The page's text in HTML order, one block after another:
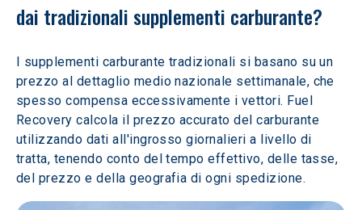
dai tradizionali supplementi carburante?
I supplementi carburante tradizionali si basano su un
prezzo al dettaglio medio nazionale settimanale, che
spesso compensa eccessivamente i vettori. Fuel
Recovery calcola il prezzo accurato del carburante
utilizzando dati all'ingrosso giornalieri a livello di
tratta, tenendo conto del tempo effettivo, delle tasse,
del prezzo e della geografia di ogni spedizione.